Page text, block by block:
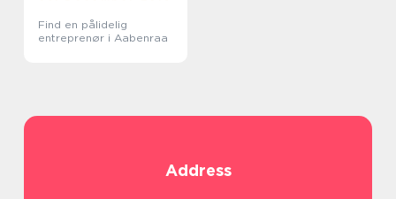
Find en pålidelig
entreprenør i Aabenraa
Address